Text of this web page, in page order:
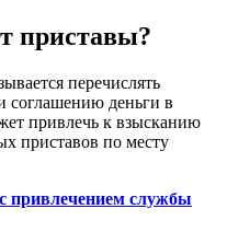
приставы?
перечислять
деньги в
привлечь к взысканию
приставов по месту
привлечением службы